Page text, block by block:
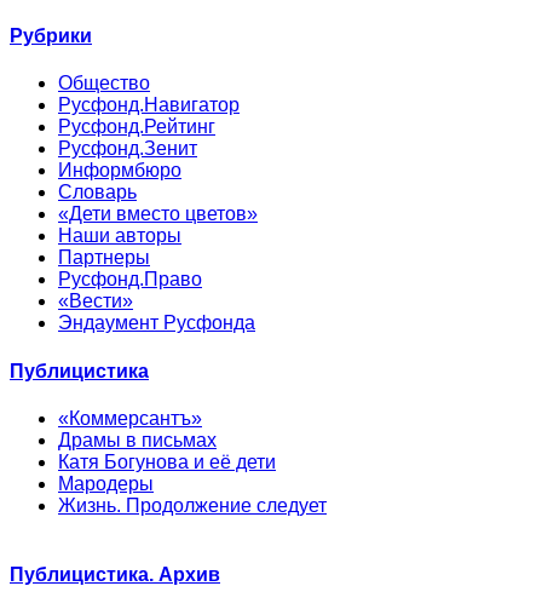
Рубрики
Общество
Русфонд.Навигатор
Русфонд.Рейтинг
Русфонд.Зенит
Информбюро
Словарь
«Дети вместо цветов»
Наши авторы
Партнеры
Русфонд.Право
«Вести»
Эндаумент Русфонда
Публицистика
«Коммерсантъ»
Драмы в письмах
Катя Богунова и её дети
Мародеры
Жизнь. Продолжение следует
Публицистика. Архив